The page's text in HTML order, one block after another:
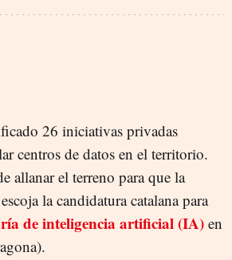
26 iniciativas privadas
centros de datos en el territorio.
allanar el terreno para que la
la candidatura catalana para
deinteligencia artificial (IA) en